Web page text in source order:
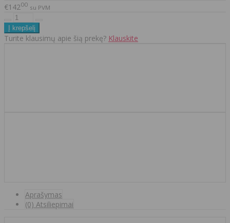
€14200 su PVM
Turite klausimų apie šią prekę? Klauskite
Aprašymas
(0) Atsiliepimai